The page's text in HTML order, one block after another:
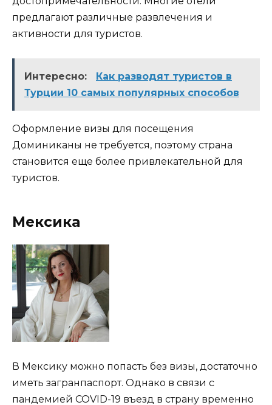
предлагают различные развлечения и
активности для туристов.
Интересно:
Как разводят туристов в
Турции 10 самых популярных способов
Оформление визы для посещения
Доминиканы не требуется, поэтому страна
становится еще более привлекательной для
туристов.
Мексика
В Мексику можно попасть без визы, достаточно
иметь загранпаспорт. Однако в связи с
пандемией COVID-19 въезд в страну временно